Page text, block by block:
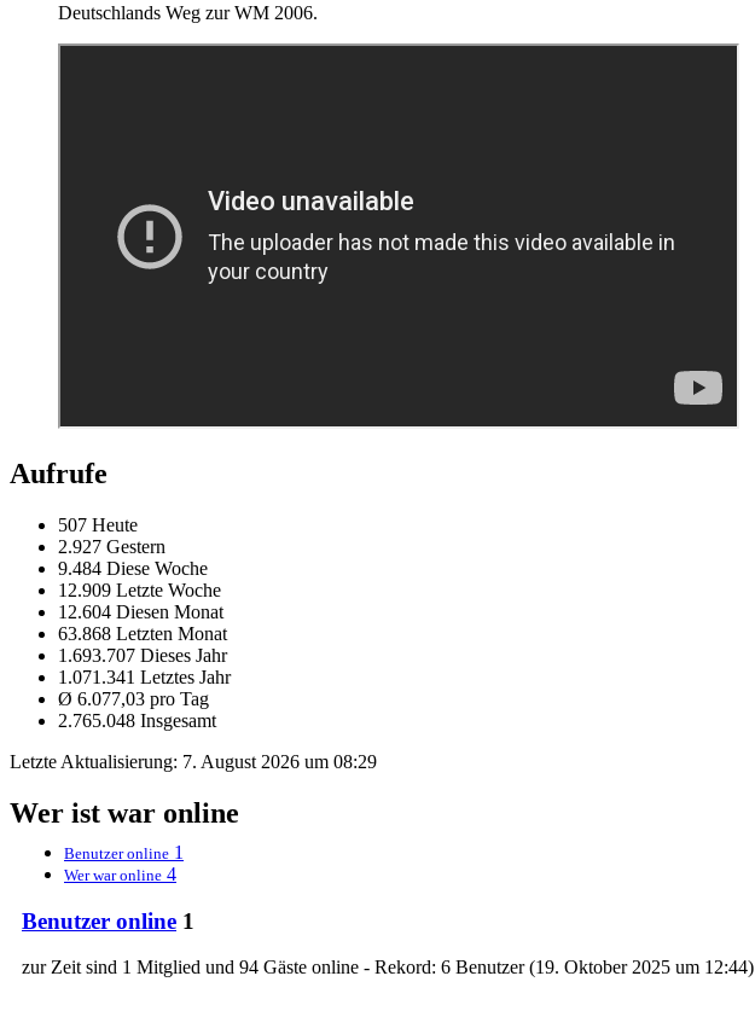
Deutschlands Weg zur WM 2006.
Aufrufe
507 Heute
2.927 Gestern
9.484 Diese Woche
12.909 Letzte Woche
12.604 Diesen Monat
63.868 Letzten Monat
1.693.707 Dieses Jahr
1.071.341 Letztes Jahr
Ø 6.077,03 pro Tag
2.765.048 Insgesamt
Letzte Aktualisierung: 7. August 2026 um 08:29
Wer ist war online
Benutzer online 1
Wer war online 4
Benutzer online 1
zur Zeit sind 1 Mitglied und 94 Gäste online - Rekord: 6 Benutzer (19. Oktober 2025 um 12:44)